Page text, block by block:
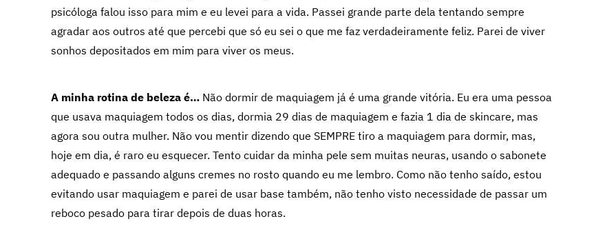
psicóloga falou isso para mim e eu levei para a vida. Passei grande parte dela tentando sempre
agradar aos outros até que percebi que só eu sei o que me faz verdadeiramente feliz. Parei de viver
sonhos depositados em mim para viver os meus.
A minha rotina de beleza é… Não dormir de maquiagem já é uma grande vitória. Eu era uma pessoa
que usava maquiagem todos os dias, dormia 29 dias de maquiagem e fazia 1 dia de skincare, mas
agora sou outra mulher. Não vou mentir dizendo que SEMPRE tiro a maquiagem para dormir, mas,
hoje em dia, é raro eu esquecer. Tento cuidar da minha pele sem muitas neuras, usando o sabonete
adequado e passando alguns cremes no rosto quando eu me lembro. Como não tenho saído, estou
evitando usar maquiagem e parei de usar base também, não tenho visto necessidade de passar um
reboco pesado para tirar depois de duas horas.